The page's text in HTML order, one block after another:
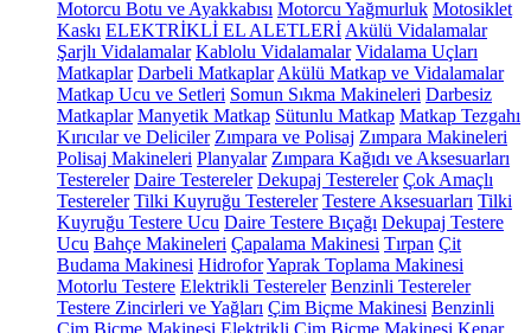
Motorcu Botu ve Ayakkabısı Motorcu Yağmurluk Motosiklet
Kaskı ELEKTRİKLİ EL ALETLERİ Akülü Vidalamalar
Şarjlı Vidalamalar Kablolu Vidalamalar Vidalama Uçları
Matkaplar Darbeli Matkaplar Akülü Matkap ve Vidalamalar
Matkap Ucu ve Setleri Somun Sıkma Makineleri Darbesiz
Matkaplar Manyetik Matkap Sütunlu Matkap Matkap Tezgahı
Kırıcılar ve Deliciler Zımpara ve Polisaj Zımpara Makineleri
Polisaj Makineleri Planyalar Zımpara Kağıdı ve Aksesuarları
Testereler Daire Testereler Dekupaj Testereler Çok Amaçlı
Testereler Tilki Kuyruğu Testereler Testere Aksesuarları Tilki
Kuyruğu Testere Ucu Daire Testere Bıçağı Dekupaj Testere
Ucu Bahçe Makineleri Çapalama Makinesi Tırpan Çit
Budama Makinesi HidroforYaprak Toplama Makinesi
Motorlu Testere Elektrikli Testereler Benzinli Testereler
Testere Zincirleri ve Yağları Çim Biçme Makinesi Benzinli
Çim Biçme Makinesi Elektrikli Çim Biçme Makinesi Kenar